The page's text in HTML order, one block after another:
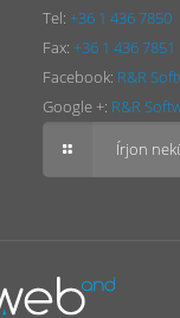
Tel: +36 1 436 7850
Fax: +36 1 436 7851
Facebook: R&R
Google +: R&R
Írjon